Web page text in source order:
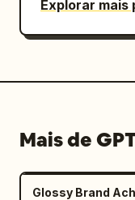
Explorar mais
Mais de
Glossy Brand